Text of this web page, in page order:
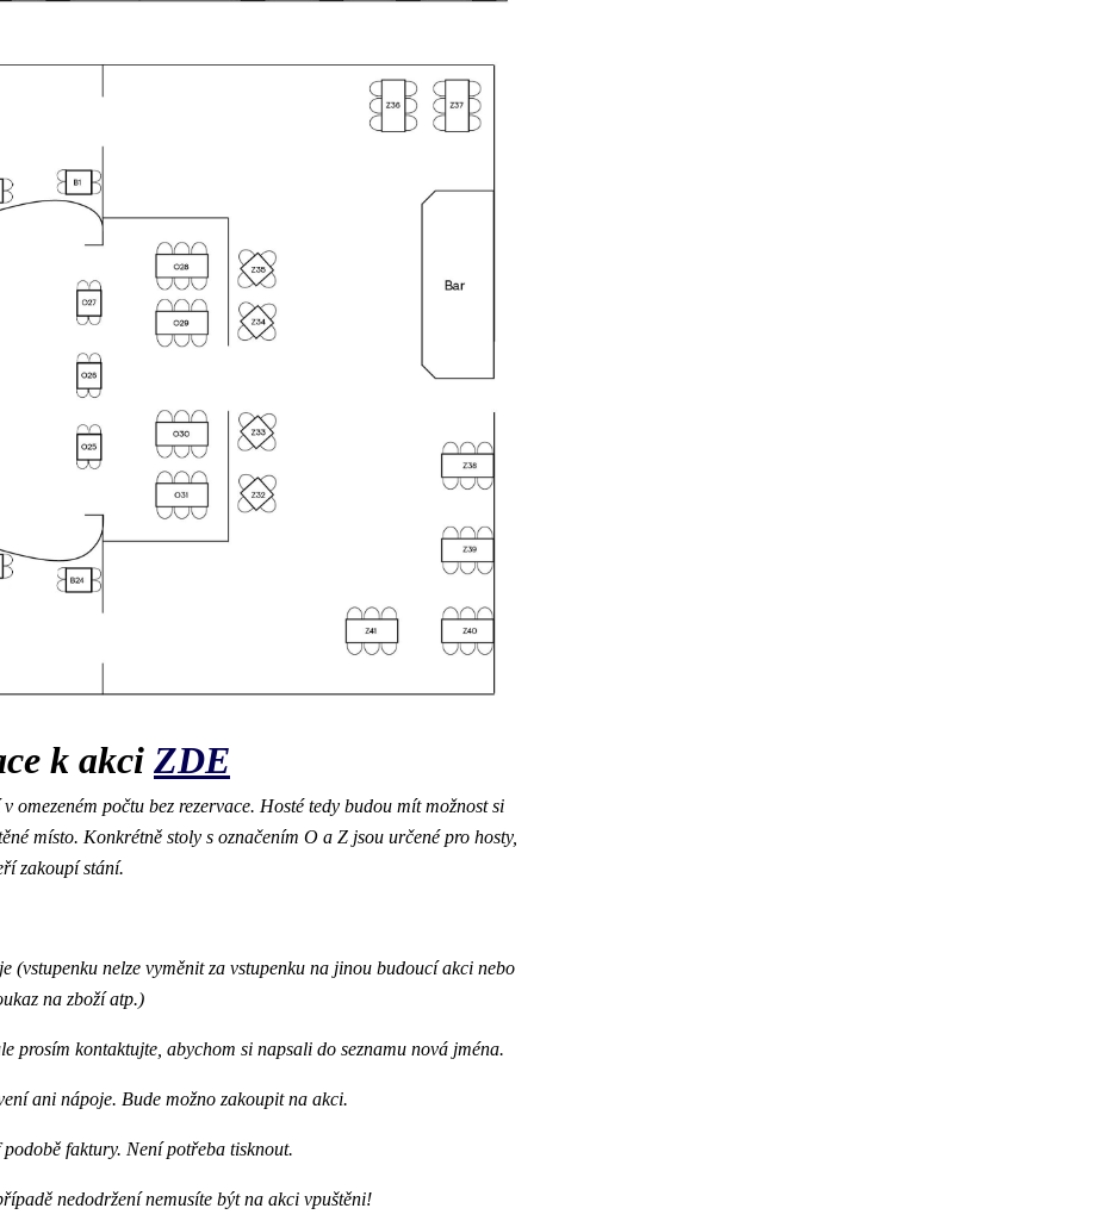
k akci ZDE
omezeném počtu bez rezervace. Hosté tedy budou mít možnost si
místo. Konkrétně stoly s označením O a Z jsou určené pro hosty,
zakoupí stání.
(vstupenku nelze vyměnit za vstupenku na jinou budoucí akci nebo
na zboží atp.)
prosím kontaktujte, abychom si napsali do seznamu nová jména.
ani nápoje. Bude možno zakoupit na akci.
faktury. Není potřeba tisknout.
nedodržení nemusíte být na akci vpuštěni!